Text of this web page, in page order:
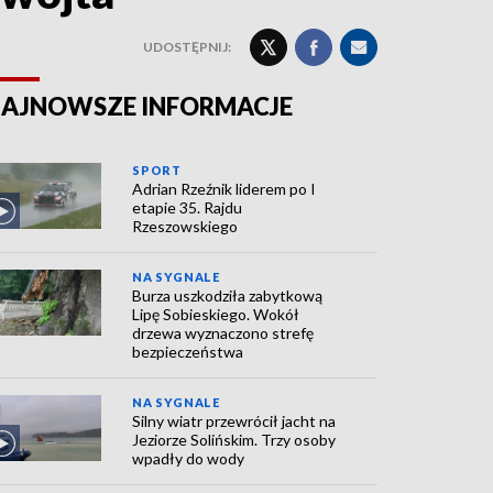
UDOSTĘPNIJ:
INFORMACJE
SPORT
Adrian Rzeźnik liderem po I
etapie 35. Rajdu
Rzeszowskiego
NA SYGNALE
Burza uszkodziła zabytkową
Lipę Sobieskiego. Wokół
drzewa wyznaczono strefę
bezpieczeństwa
NA SYGNALE
Silny wiatr przewrócił jacht na
Jeziorze Solińskim. Trzy osoby
wpadły do wody